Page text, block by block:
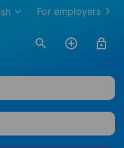
For employers